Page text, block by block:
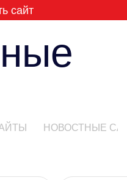
сайт
НОВОСТНЫЕ